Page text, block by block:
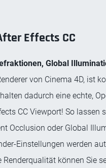
Effects CC
Global
von Cinema 4D, ist
dadurch eine echte,
CC Viewport! So lassen
Occlusion oder Global
Einstellungen werden
Renderqualität können Sie